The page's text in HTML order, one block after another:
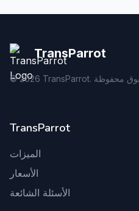
TransParrot
©2026
TransParrot
الميزات
الأسعار
الأسئلة الشائعة